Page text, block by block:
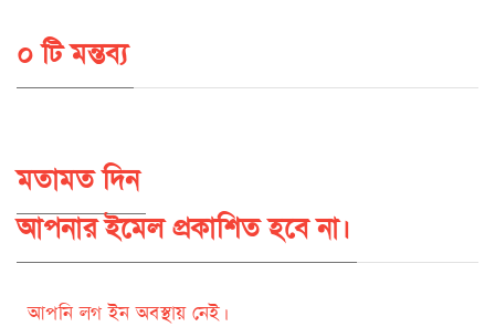
০ টি মন্তব্য
মতামত দিন
আপনার ইমেল প্রকাশিত হবে না।
আপনি লগ ইন অবস্থায় নেই।